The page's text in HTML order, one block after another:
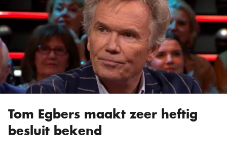
Tom Egbers maakt zeer heftig
besluit bekend